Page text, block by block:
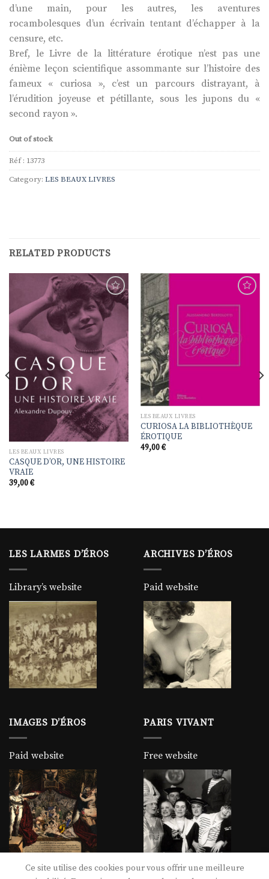
d’une main, pour les autres, les aventures
rocambolesques d’un écrivain tentant d’échapper à la
censure, etc.
Bref, le Livre de la littérature érotique n’est pas une
énième leçon scientifique assommante sur l’histoire des
fameux « curiosa », c’est un parcours distrayant, à
l’érudition joyeuse et pétillante, sous les jupons du «
second rayon ».
Out of stock
Réf : 13773
Category: LES BEAUX LIVRES
RELATED PRODUCTS
Ajouter
liste de
souhaits
LES BEAUX LIVRES
CASQUE D’OR, UNE HISTOIRE
VRAIE
39,00€
Ajouter
à la
liste de
souhaits
LES BEAUX LIVRES
CURIOSA LA BIBLIOTHÈQUE
ÉROTIQUE
49,00€
LES LARMES D’ÉROS
Library’s website
ARCHIVES D’ÉROS
Paid website
IMAGES D’ÉROS
Paid website
PARIS VIVANT
Free website
Ce site utilise des cookies pour vous offrir une meilleure